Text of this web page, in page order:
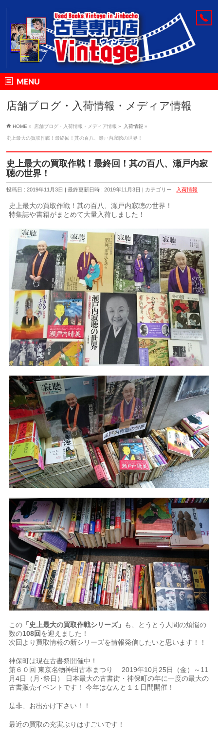
MENU
店舗ブログ・入荷情報・メディア情報
HOME » 店舗ブログ・入荷情報・メディア情報 » 入荷情報 »
史上最大の買取作戦！最終回！其の百八、瀬戸内寂聴の世界！
史上最大の買取作戦！最終回！其の百八、瀬戸内寂
聴の世界！
投稿日 : 2019年11月3日 最終更新日時 : 2019年11月3日 カテゴリー : 入荷情報
史上最大の買取作戦！其の百八、瀬戸内寂聴の世界！
特集誌や書籍がまとめて大量入荷しました！
この 「史上最大の買取作戦シリーズ」 も、とうとう人間の煩悩の
数の108回を迎えました！
次回より買取情報の新シリーズを情報発信したいと思います！！
神保町は現在古書祭開催中！
第６０回 東京名物神田古本まつり 2019年10月25日（金）～11
月4日（月･祭日） 日本最大の古書街・神保町の年に一度の最大の
古書販売イベントです！ 今年はなんと１１日間開催！
是非、お出かけ下さい！！
最近の買取の充実ぶりはすごいです！